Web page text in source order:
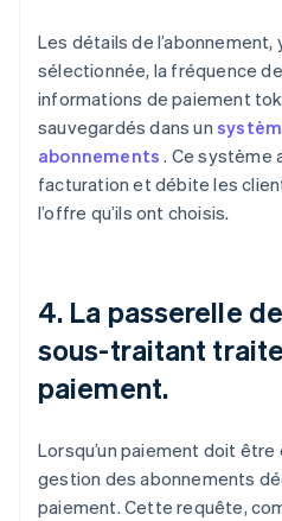
Les détails de l’abonnement,
sélectionnée, la fréquence
informations de paiement
sauvegardés dans un
abonnements. Ce système
facturation et débite les
l’offre qu’ils ont choisis.
4. La passerelle
sous-traitant
paiement.
Lorsqu’un paiement doit
gestion des abonnements
paiement. Cette requête,